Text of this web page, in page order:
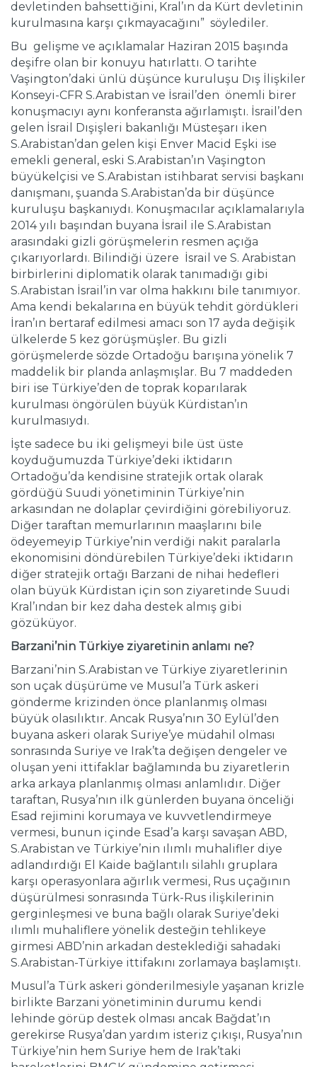
devletinden bahsettiğini, Kral’ın da Kürt devletinin
kurulmasına karşı çıkmayacağını” söylediler.
Bu gelişme ve açıklamalar Haziran 2015 başında
deşifre olan bir konuyu hatırlattı. O tarihte
Vaşington’daki ünlü düşünce kuruluşu Dış İlişkiler
Konseyi-CFR S.Arabistan ve İsrail’den önemli birer
konuşmacıyı aynı konferansta ağırlamıştı. İsrail’den
gelen İsrail Dışişleri bakanlığı Müsteşarı iken
S.Arabistan’dan gelen kişi Enver Macid Eşki ise
emekli general, eski S.Arabistan’ın Vaşington
büyükelçisi ve S.Arabistan istihbarat servisi başkanı
danışmanı, şuanda S.Arabistan’da bir düşünce
kuruluşu başkanıydı. Konuşmacılar açıklamalarıyla
2014 yılı başından buyana İsrail ile S.Arabistan
arasındaki gizli görüşmelerin resmen açığa
çıkarıyorlardı. Bilindiği üzere İsrail ve S. Arabistan
birbirlerini diplomatik olarak tanımadığı gibi
S.Arabistan İsrail’in var olma hakkını bile tanımıyor.
Ama kendi bekalarına en büyük tehdit gördükleri
İran’ın bertaraf edilmesi amacı son 17 ayda değişik
ülkelerde 5 kez görüşmüşler. Bu gizli
görüşmelerde sözde Ortadoğu barışına yönelik 7
maddelik bir planda anlaşmışlar. Bu 7 maddeden
biri ise Türkiye’den de toprak koparılarak
kurulması öngörülen büyük Kürdistan’ın
kurulmasıydı.
İşte sadece bu iki gelişmeyi bile üst üste
koyduğumuzda Türkiye’deki iktidarın
Ortadoğu’da kendisine stratejik ortak olarak
gördüğü Suudi yönetiminin Türkiye’nin
arkasından ne dolaplar çevirdiğini görebiliyoruz.
Diğer taraftan memurlarının maaşlarını bile
ödeyemeyip Türkiye’nin verdiği nakit paralarla
ekonomisini döndürebilen Türkiye’deki iktidarın
diğer stratejik ortağı Barzani de nihai hedefleri
olan büyük Kürdistan için son ziyaretinde Suudi
Kral’ından bir kez daha destek almış gibi
gözüküyor.
Barzani’nin Türkiye ziyaretinin anlamı ne?
Barzani’nin S.Arabistan ve Türkiye ziyaretlerinin
son uçak düşürüme ve Musul’a Türk askeri
gönderme krizinden önce planlanmış olması
büyük olasılıktır. Ancak Rusya’nın 30 Eylül’den
buyana askeri olarak Suriye’ye müdahil olması
sonrasında Suriye ve Irak’ta değişen dengeler ve
oluşan yeni ittifaklar bağlamında bu ziyaretlerin
arka arkaya planlanmış olması anlamlıdır. Diğer
taraftan, Rusya’nın ilk günlerden buyana önceliği
Esad rejimini korumaya ve kuvvetlendirmeye
vermesi, bunun içinde Esad’a karşı savaşan ABD,
S.Arabistan ve Türkiye’nin ılımlı muhalifler diye
adlandırdığı El Kaide bağlantılı silahlı gruplara
karşı operasyonlara ağırlık vermesi, Rus uçağının
düşürülmesi sonrasında Türk-Rus ilişkilerinin
gerginleşmesi ve buna bağlı olarak Suriye’deki
ılımlı muhaliflere yönelik desteğin tehlikeye
girmesi ABD’nin arkadan desteklediği sahadaki
S.Arabistan-Türkiye ittifakını zorlamaya başlamıştı.
Musul’a Türk askeri gönderilmesiyle yaşanan krizle
birlikte Barzani yönetiminin durumu kendi
lehinde görüp destek olması ancak Bağdat’ın
gerekirse Rusya’dan yardım isteriz çıkışı, Rusya’nın
Türkiye’nin hem Suriye hem de Irak’taki